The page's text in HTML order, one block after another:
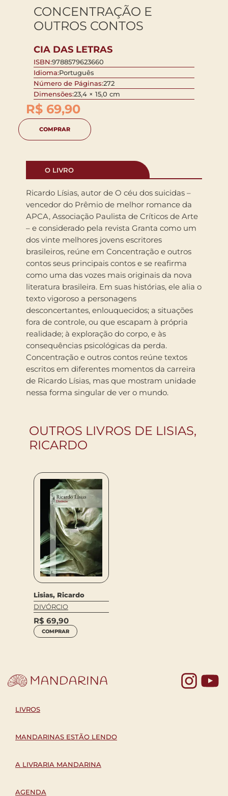
CONCENTRAÇÃO E
OUTROS CONTOS
CIA DAS LETRAS
ISBN:9788579623660
Idioma:Português
Número de Páginas:272
Dimensões:23,4 × 15,0 cm
R$ 69,90
COMPRAR
O LIVRO
Ricardo Lísias, autor de O céu dos suicidas –
vencedor do Prêmio de melhor romance da
APCA, Associação Paulista de Críticos de Arte
– e considerado pela revista Granta como um
dos vinte melhores jovens escritores
brasileiros, reúne em Concentração e outros
contos seus principais contos e se reafirma
como uma das vozes mais originais da nova
literatura brasileira. Em suas histórias, ele alia o
texto vigoroso a personagens
desconcertantes, enlouquecidos; a situações
fora de controle, ou que escapam à própria
realidade; à exploração do corpo, e às
consequências psicológicas da perda.
Concentração e outros contos reúne textos
escritos em diferentes momentos da carreira
de Ricardo Lísias, mas que mostram unidade
nessa forma singular de ver o mundo.
OUTROS LIVROS DE LISIAS,
RICARDO
Lisias, Ricardo
DIVÓRCIO
R$ 69,90
COMPRAR
LIVROS
MANDARINAS ESTÃO LENDO
A LIVRARIA MANDARINA
AGENDA